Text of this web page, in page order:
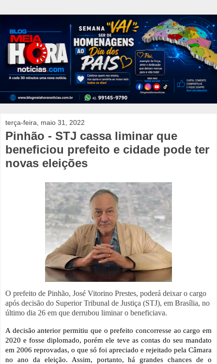
terça-feira, maio 31, 2022
Pinhão - STJ cassa liminar que
beneficiou prefeito e cidade pode ter
novas eleições
O prefeito de Pinhão, José Vitorino Prestes, poderá deixar o cargo
após decisão do Superior Tribunal de Justiça (STJ), em Brasília, no
último dia 26 em que derrubou liminar o beneficiava.
A decisão anterior permitiu que o prefeito concorresse ao cargo em
2020 e fosse diplomado, porém ele teve as contas do seu mandato
em 2006 reprovadas, o que só foi apreciado e rejeitado pela Câmara
no ano da eleição. Assim, portanto, há grandes chances de o